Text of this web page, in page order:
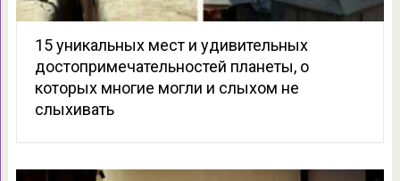
15 уникальных мест и удивительных
достопримечательностей планеты, о
которых многие могли и слыхом не
слыхивать